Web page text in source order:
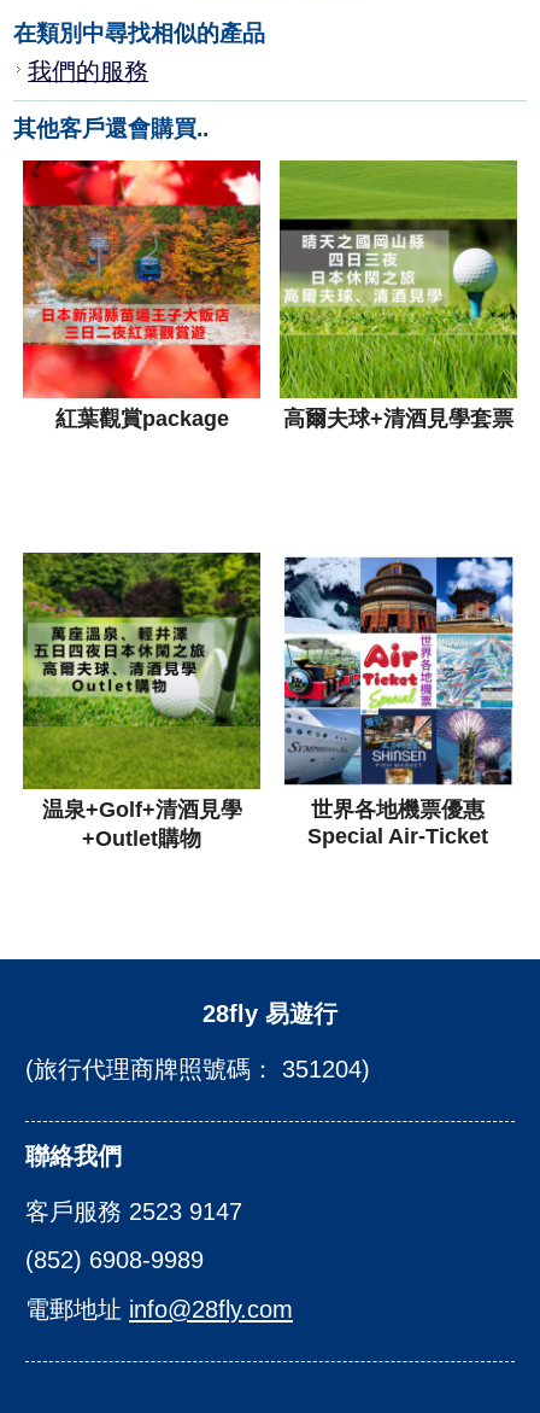
在類別中尋找相似的產品
我們的服務
其他客戶還會購買..
紅葉觀賞package 高爾夫球+清酒見學套票
温泉+Golf+清酒見學
+Outlet購物
世界各地機票優惠
Special Air-Ticket
28fly 易遊行
(旅行代理商牌照號碼： 351204)
聯絡我們
客戶服務 2523 9147
(852) 6908-9989
電郵地址 info@28fly.com